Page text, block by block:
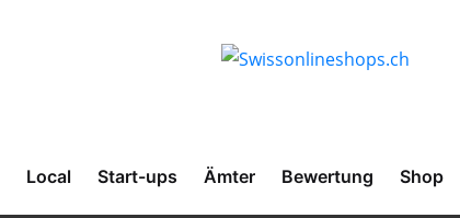
Local Start-ups Ämter Bewertung Shop